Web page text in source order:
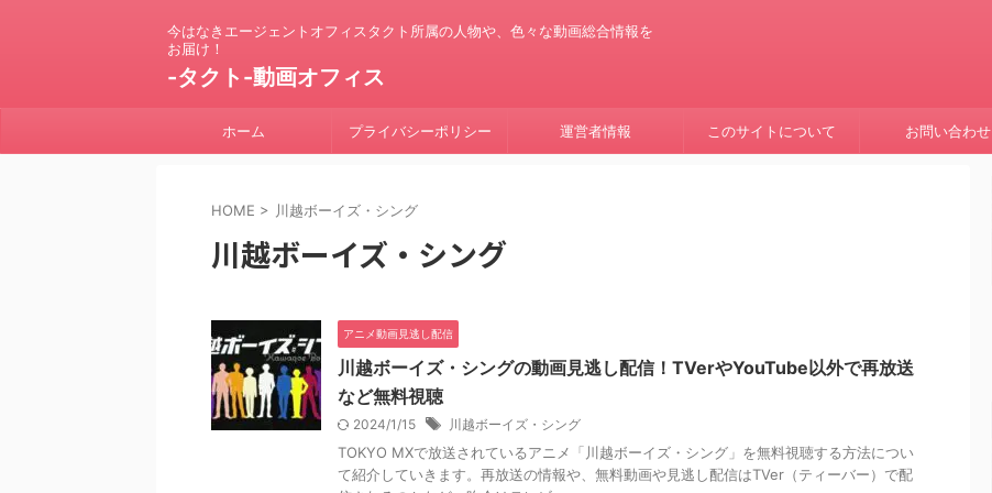
今はなきエージェントオフィスタクト所属の人物や、色々な動画総合情報を
お届け！
-タクト-動画オフィス
ホーム プライバシーポリシー 運営者情報 このサイトについて お問い合わせ
HOME > 川越ボーイズ・シング
川越ボーイズ・シング
アニメ動画見逃し配信
川越ボーイズ・シングの動画見逃し配信！TVerやYouTube以外で再放送
など無料視聴
2024/1/15 川越ボーイズ・シング
TOKYO MXで放送されているアニメ「川越ボーイズ・シング」を無料視聴する方法につい
て紹介していきます。再放送の情報や、無料動画や見逃し配信はTVer（ティーバー）で配